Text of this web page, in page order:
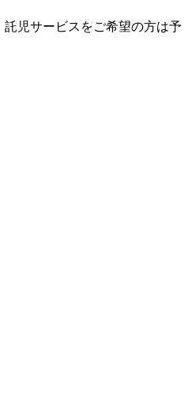
児サービスをご希望の方は予